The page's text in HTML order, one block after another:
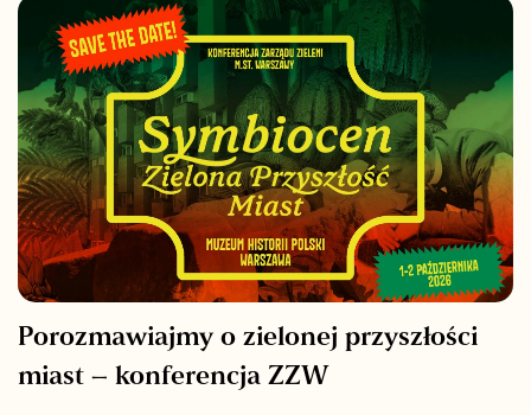
Porozmawiajmy o zielonej przyszłości
miast – konferencja ZZW